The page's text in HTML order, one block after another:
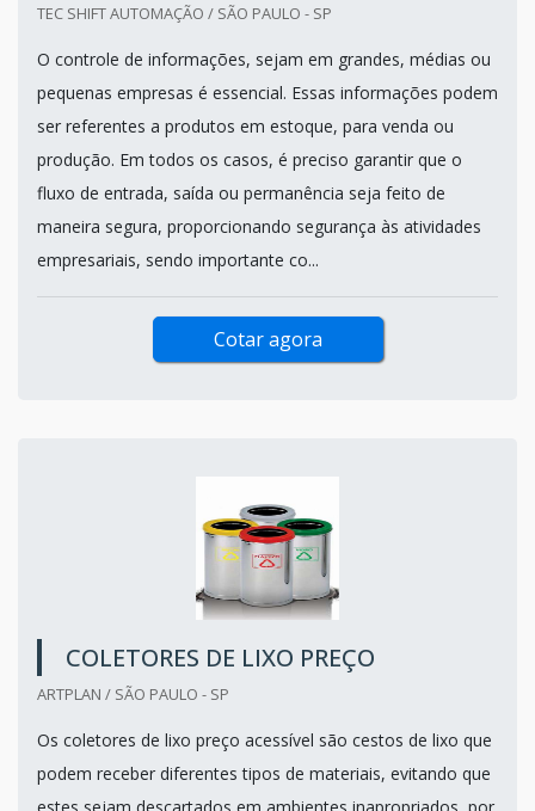
TEC SHIFT AUTOMAÇÃO / SÃO PAULO - SP
O controle de informações, sejam em grandes, médias ou
pequenas empresas é essencial. Essas informações podem
ser referentes a produtos em estoque, para venda ou
produção. Em todos os casos, é preciso garantir que o
fluxo de entrada, saída ou permanência seja feito de
maneira segura, proporcionando segurança às atividades
empresariais, sendo importante co...
Cotar agora
COLETORES DE LIXO PREÇO
ARTPLAN / SÃO PAULO - SP
Os coletores de lixo preço acessível são cestos de lixo que
podem receber diferentes tipos de materiais, evitando que
estes sejam descartados em ambientes inapropriados, por